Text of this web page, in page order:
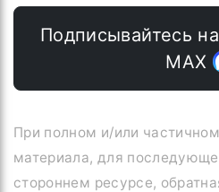
Подписывайтесь
МАХ
При полном и/или
материала, для
стороннем ресурсе,